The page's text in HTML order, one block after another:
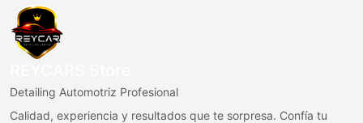
Detailing Automotriz Profesional
Calidad, experiencia y resultados que te sorpresa. Confía tu